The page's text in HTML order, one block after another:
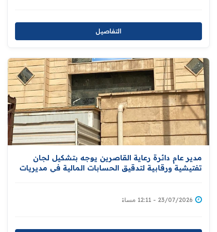
التفاصيل
مدير عام دائرة رعاية القاصرين يوجه بتشكيل لجان
تفتيشية ورقابية لتدقيق الحسابات المالية في مديريات
23/07/2026 - 12:11 مساءً